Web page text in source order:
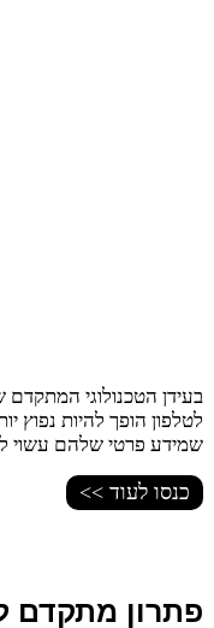
בעידן הטכנולוגי
לטלפון הופך להיות נפוץ
שמידע פרטי שלהם עשוי
כנסו לעוד >>
פתרון מתקדם